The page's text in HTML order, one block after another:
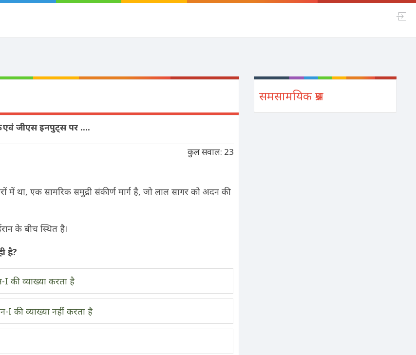
एवं जीएस इनपुट्स पर ....
कुल सवाल: 23
था, एक सामरिक समुद्री संकीर्ण मार्ग है, जो लाल सागर को अदन की
के बीच स्थित है।
है?
व्याख्या करता है
व्याख्या नहीं करता है
समसामयिक प्रश्न